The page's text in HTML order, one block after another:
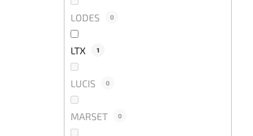
LODES 0
LTX 1
LUCIS 0
MARSET 0